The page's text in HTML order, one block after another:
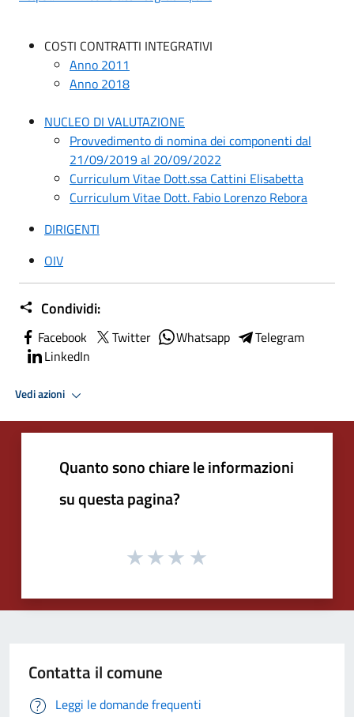
COSTI CONTRATTI INTEGRATIVI
Anno 2011
Anno 2018
NUCLEO DI VALUTAZIONE
Provvedimento di nomina dei componenti dal
21/09/2019 al 20/09/2022
Curriculum Vitae Dott.ssa Cattini Elisabetta
Curriculum Vitae Dott. Fabio Lorenzo Rebora
DIRIGENTI
OIV
Condividi:
Facebook Twitter Whatsapp
Telegram
LinkedIn
Vedi azioni
Quanto sono chiare le informazioni
su questa pagina?
Contatta il comune
Leggi le domande frequenti